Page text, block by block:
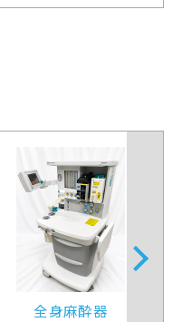
全身麻酔器